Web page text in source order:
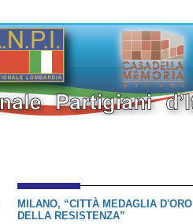
MILANO, “CITTÀ MEDAGLIA D'ORO
DELLA RESISTENZA”